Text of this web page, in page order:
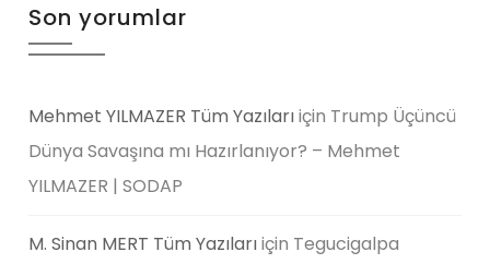
Son yorumlar
Mehmet YILMAZER Tüm Yazılarıiçin Trump Üçüncü
Dünya Savaşına mı Hazırlanıyor? – Mehmet
YILMAZER | SODAP
M. Sinan MERT Tüm Yazılarıiçin Tegucigalpa